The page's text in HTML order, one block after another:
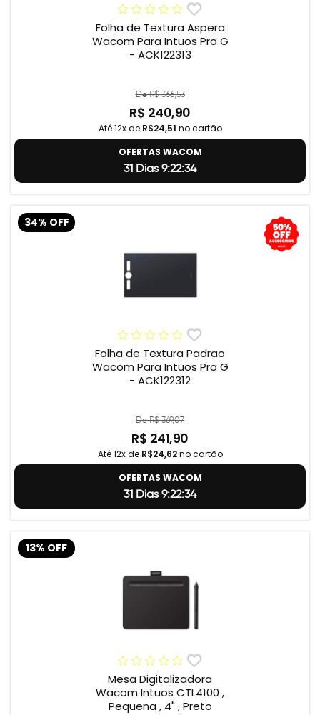
Folha de Textura Aspera
Wacom Para Intuos Pro G
- ACK122313
De R$ 366,53
R$ 240,90
Até 12x de R$24,51 no cartão
OFERTAS WACOM
31 Dias 9:22:33
34% OFF
Folha de Textura Padrao
Wacom Para Intuos Pro G
- ACK122312
De R$ 369,07
R$ 241,90
Até 12x de R$24,62no cartão
OFERTAS WACOM
31 Dias 9:22:33
13% OFF
Mesa Digitalizadora
Wacom Intuos CTL4100 ,
Pequena , 4" , Preto